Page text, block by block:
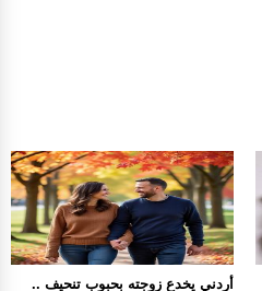
أردني يخدع زوجته بحبوب تنحيف ..